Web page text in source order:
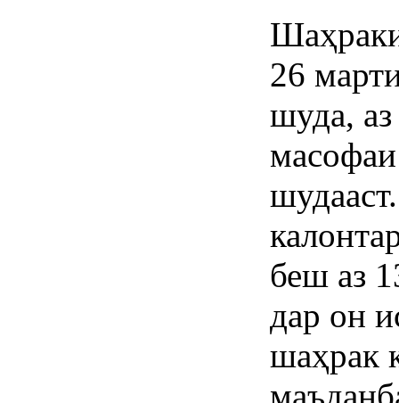
26
шуда,
беш аз
дар он
шаҳрак